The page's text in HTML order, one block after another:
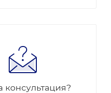
консультация?